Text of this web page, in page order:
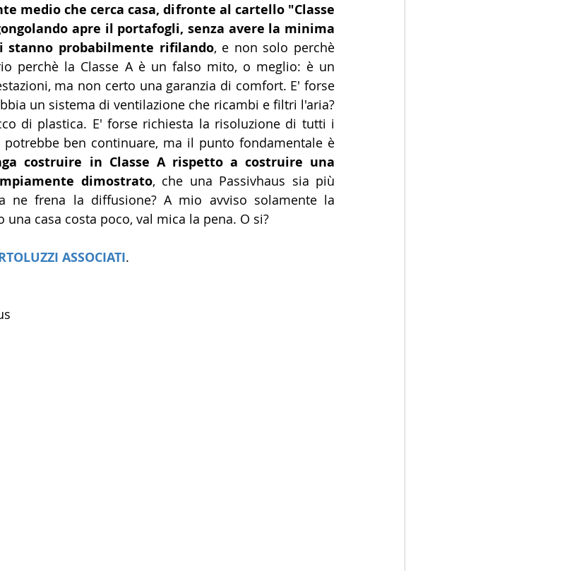
medio che cerca casa, difronte al cartello "Classe
apre il portafogli, senza avere la minima
stanno probabilmente rifilando, e non solo perchè
perchè la Classe A è un falso mito, o meglio: è un
ma non certo una garanzia di comfort. E' forse
un sistema di ventilazione che ricambi e filtri l'aria?
di plastica. E' forse richiesta la risoluzione di tutti i
ben continuare, ma il punto fondamentale è
costruire in Classe A rispetto a costruire una
dimostrato, che una Passivhaus sia più
ne frena la diffusione? A mio avviso solamente la
casa costa poco, val mica la pena. O si?
ASSOCIATI.